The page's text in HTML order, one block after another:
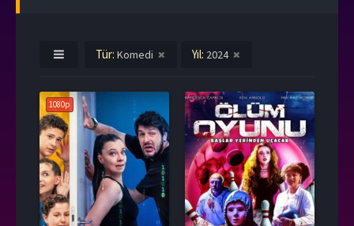
Tür: Komedi Yıl: 2024
1080p